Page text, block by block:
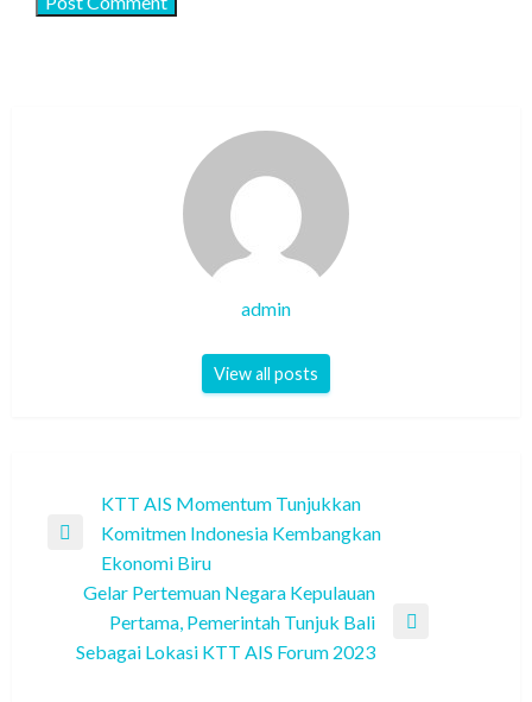
admin
View all posts
navigation
Previous
KTT AIS Momentum Tunjukkan
Komitmen Indonesia Kembangkan
Ekonomi Biru
Post
Gelar Pertemuan Negara Kepulauan
Pertama, Pemerintah Tunjuk Bali
Sebagai Lokasi KTT AIS Forum 2023